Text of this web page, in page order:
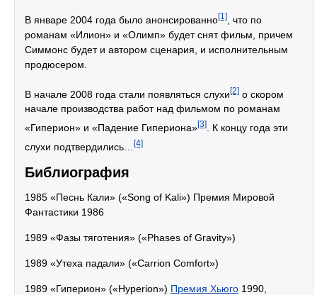
В январе 2004 года было анонсированно[1]
, что по
романам «Илион» и «Олимп» будет снят фильм, причем
Симмонс будет и автором сценария, и исполнительным
продюсером.
В начале 2008 года стали появляться слухи[2] о скором
начале производства работ над фильмом по романам
«Гиперион» и «Падение Гипериона»[3]
. К концу года эти
слухи подтвердились…
[4]
Библиография
1985 «Песнь Кали» («Song of Kali») Премия Мировой
Фантастики 1986
1989 «Фазы тяготения» («Phases of Gravity»)
1989 «Утеха падали» («Carrion Comfort»)
1989 «Гиперион» («Hyperion») Премия Хьюго 1990,